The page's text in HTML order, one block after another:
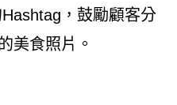
，鼓勵顧客分
美食照片。